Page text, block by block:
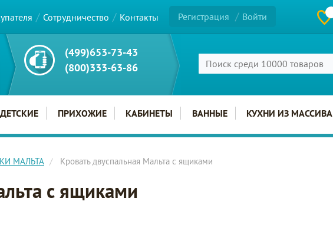
Сотрудничество Контакты Регистрация Войти
(499)653-73-43
(800)333-63-86
ДЕТСКИЕ ПРИХОЖИЕ КАБИНЕТЫ ВАННЫЕ КУХНИ ИЗ МАССИВА
МАЛЬТА Кровать двуспальная Мальта с ящиками
с ящиками